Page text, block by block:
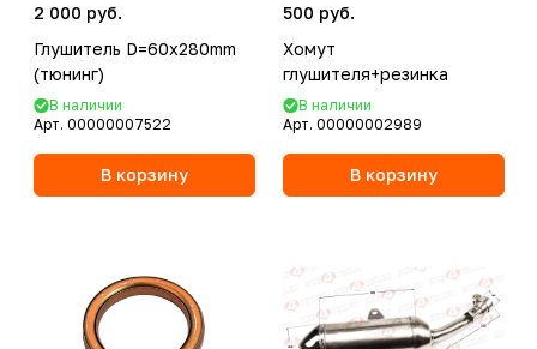
2 000 руб.
Глушитель D=60x280mm
(тюнинг)
В наличии
Арт. 00000007522
В корзину
500 руб.
Хомут
глушителя+резинка
В наличии
Арт. 00000002989
В корзину